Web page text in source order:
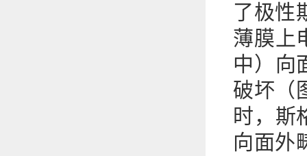
了极性
薄膜上
中）向
破坏（
时，斯
向面外